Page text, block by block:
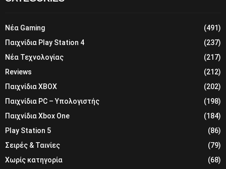
Νέα Gaming
(491)
Παιχνίδια Play Station 4
(237)
Νέα Τεχνολογίας
(217)
Reviews
(212)
Παιχνίδια XBOX
(202)
Παιχνίδια PC – Υπολογιστής
(198)
Παιχνίδια Xbox One
(184)
Play Station 5
(86)
Σειρές & Ταινίες
(79)
Χωρίς κατηγορία
(68)